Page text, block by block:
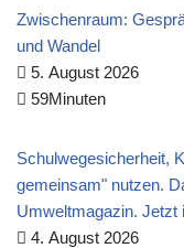
Zwischenraum:
und Wandel
5. August 2026
59Minuten
Schulwegesicherheit,
gemeinsam" nutzen.
Umweltmagazin. Jetzt
4. August 2026